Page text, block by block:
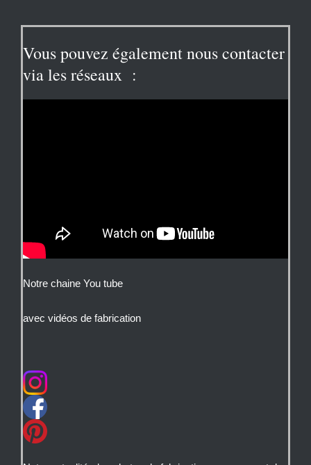
Vous pouvez également nous contacter
via les réseaux :
Notre chaine You tube
avec vidéos de fabrication